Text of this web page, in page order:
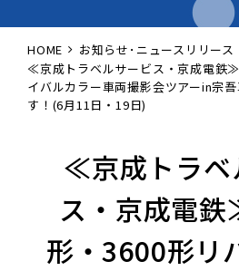
HOME
お知らせ･ニュースリリース
≪京成トラベルサービス・京成電鉄
イバルカラー車両撮影会ツアーin宗
す！(6月11日・19日)
≪京成トラベ
ス・京成電
形・3600形リ